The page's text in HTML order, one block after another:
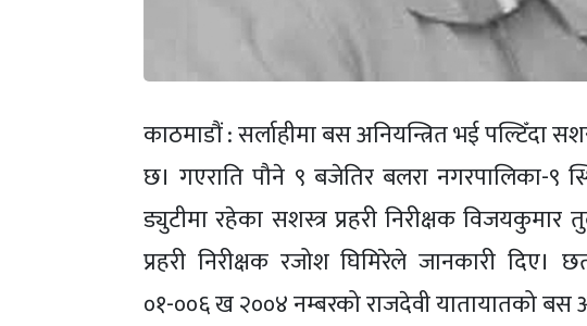
काठमाडौं : सर्लाहीमा बस अनियन्त्रित भई पल्टिँदा
छ। गएराति पौने ९ बजेतिर बलरा नगरपालिका-९
ड्युटीमा रहेका सशस्त्र प्रहरी निरीक्षक
प्रहरी निरीक्षक रजोश घिमिरेले जानकारी दिए।
०१-००६ ख २००४ नम्बरको राजदेवी यातायातको बस